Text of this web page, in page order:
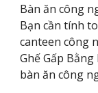
Bàn ăn công
Bạn cần tính
canteen công
Ghế Gấp
bàn ăn công